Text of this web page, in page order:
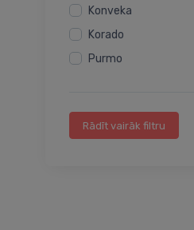
Konveka
Korado
Purmo
Rādīt vairāk filtru